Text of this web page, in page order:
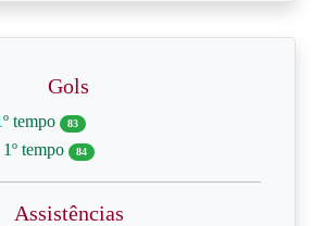
Gols
tempo 83
tempo 84
Assistências